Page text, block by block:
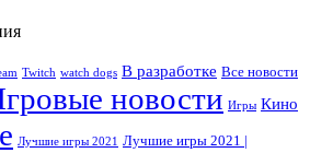
Twitch watch dogs В разработке Все новости
новости Игры Кино
Лучшие игры 2021
Лучшие игры 2021 |